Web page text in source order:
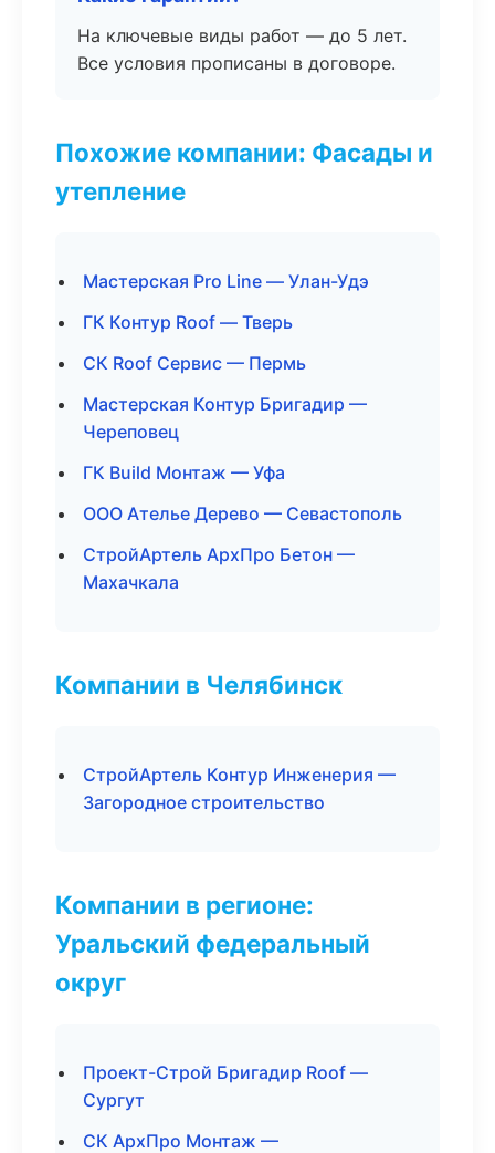
На ключевые виды работ — до 5 лет.
Все условия прописаны в договоре.
Похожие компании: Фасады и
утепление
Мастерская Pro Line — Улан-Удэ
ГК Контур Roof — Тверь
СК Roof Сервис — Пермь
Мастерская Контур Бригадир —
Череповец
ГК Build Монтаж — Уфа
ООО Ателье Дерево — Севастополь
СтройАртель АрхПро Бетон —
Махачкала
Компании в Челябинск
СтройАртель Контур Инженерия —
Загородное строительство
Компании в регионе:
Уральский федеральный
округ
Проект-Строй Бригадир Roof —
Сургут
СК АрхПро Монтаж —